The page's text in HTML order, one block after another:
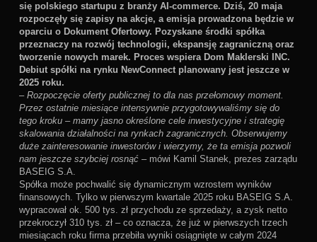
się polskiego startupu z branży AI-commerce. Dziś, 20 maja
rozpoczęły się zapisy na akcje, a emisja prowadzona będzie w
oparciu o Dokument Ofertowy. Pozyskane środki spółka
przeznaczy na rozwój technologii, ekspansję zagraniczną oraz
tworzenie nowych marek. Proces wspiera Dom Maklerski INC.
Debiut spółki na rynku NewConnect planowany jest jeszcze w
2025 roku.
– Rozpoczęcie oferty publicznej to dla nas przełomowy moment.
Przez ostatnie miesiące intensywnie przygotowywaliśmy się do
tego kroku – mamy jasno określone cele inwestycyjne i strategię
skalowania działalności na rynkach zagranicznych. Obserwujemy
duże zainteresowanie inwestorów i wierzymy, że ta emisja pozwoli
nam jeszcze szybciej rosnąć– mówi Kamil Stanek, prezes zarządu
BASEIG S.A.
Spółka może pochwalić się dynamicznym wzrostem wyników
finansowych. Tylko w pierwszym kwartale 2025 roku BASEIG S.A.
wypracował ok. 500 tys. zł przychodu ze sprzedaży, a zysk netto
przekroczył 310 tys. zł – co oznacza, że już w pierwszych trzech
miesiącach roku firma przebiła wyniki osiągnięte w całym 2024